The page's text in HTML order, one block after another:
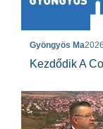
Gyöngyös Ma
Kezdődik A